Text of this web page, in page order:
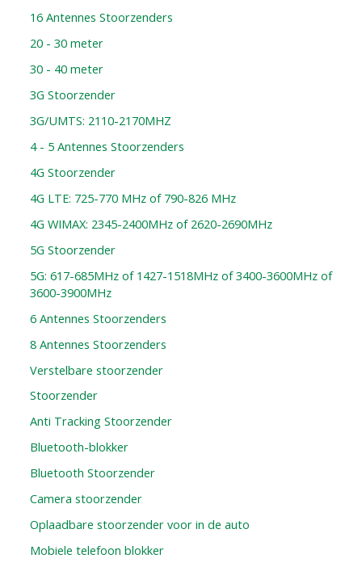
16 Antennes Stoorzenders
20 - 30 meter
30 - 40 meter
3G Stoorzender
3G/UMTS: 2110-2170MHZ
4 - 5 Antennes Stoorzenders
4G Stoorzender
4G LTE: 725-770 MHz of 790-826 MHz
4G WIMAX: 2345-2400MHz of 2620-2690MHz
5G Stoorzender
5G: 617-685MHz of 1427-1518MHz of 3400-3600MHz of
3600-3900MHz
6 Antennes Stoorzenders
8 Antennes Stoorzenders
Verstelbare stoorzender
Stoorzender
Anti Tracking Stoorzender
Bluetooth-blokker
Bluetooth Stoorzender
Camera stoorzender
Oplaadbare stoorzender voor in de auto
Mobiele telefoon blokker